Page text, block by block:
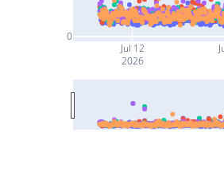
Jul 12
2026
0